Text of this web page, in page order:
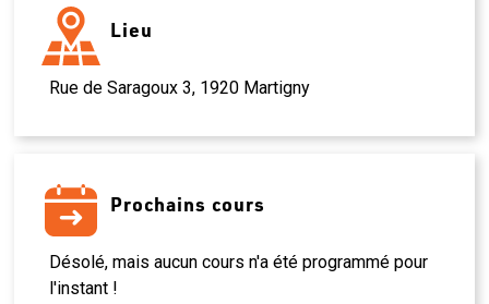
Lieu
Rue de Saragoux 3, 1920 Martigny
Prochains cours
Désolé, mais aucun cours n'a été programmé pour
l'instant !